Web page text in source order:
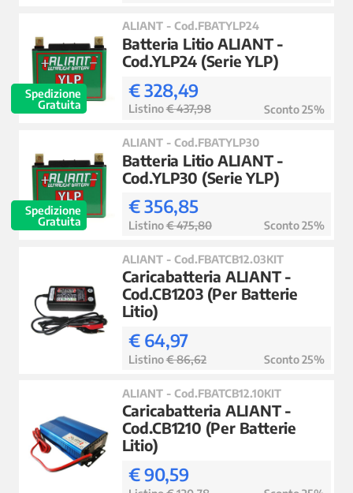
Spedizione
Gratuita
ALIANT - Cod.FBATYLP24
Batteria Litio ALIANT -
Cod.YLP24 (Serie YLP)
€ 328,49
Listino€ 437,98 Sconto 25%
Spedizione
Gratuita
ALIANT - Cod.FBATYLP30
Batteria Litio ALIANT -
Cod.YLP30 (Serie YLP)
€ 356,85
Listino€ 475,80 Sconto 25%
ALIANT - Cod.FBATCB12.03KIT
Caricabatteria ALIANT -
Cod.CB1203 (Per Batterie
Litio)
€ 64,97
Listino€ 86,62 Sconto 25%
ALIANT - Cod.FBATCB12.10KIT
Caricabatteria ALIANT -
Cod.CB1210 (Per Batterie
Litio)
€ 90,59